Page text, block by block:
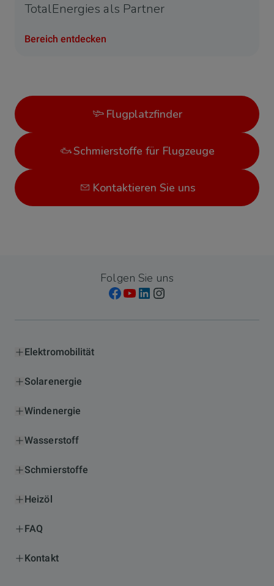
TotalEnergies als Partner
Bereich entdecken
Flugplatzfinder
Schmierstoffe für Flugzeuge
Kontaktieren Sie uns
Folgen Sie uns
Elektromobilität
Solarenergie
Windenergie
Wasserstoff
Schmierstoffe
Heizöl
FAQ
Kontakt